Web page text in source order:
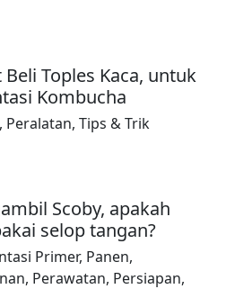
Beli Toples Kaca, untuk
Kombucha
, Peralatan, Tips & Trik
Scoby, apakah
selop tangan?
Primer, Panen,
, Perawatan, Persiapan,